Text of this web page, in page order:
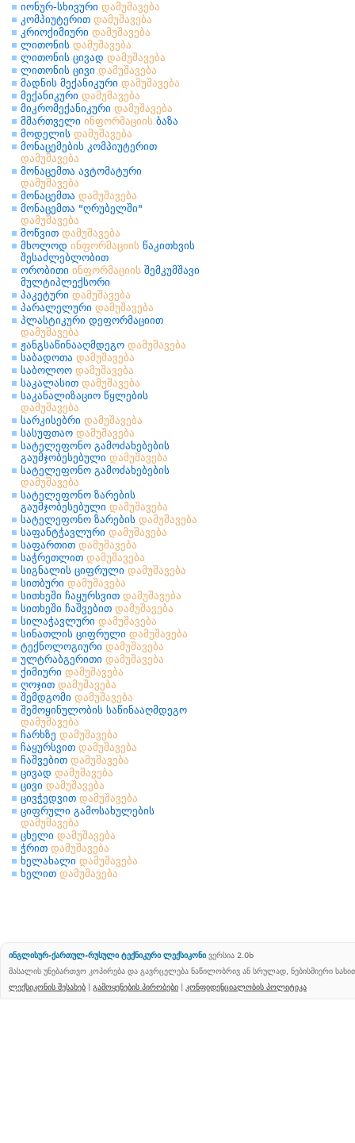
იონურ-სხივური დამუშავება
კომპიუტერით დამუშავება
კრიოქიმიური დამუშავება
ლითონის დამუშავება
ლითონის ცივად დამუშავება
ლითონის ცივი დამუშავება
მადნის მექანიკური დამუშავება
მექანიკური დამუშავება
მიკრომექანიკური დამუშავება
მმართველი ინფორმაციის ბაზა
მოდელის დამუშავება
მონაცემების კომპიუტერით
დამუშავება
მონაცემთა ავტომატური
დამუშავება
მონაცემთა დამუშავება
მონაცემთა "ღრუბელში"
დამუშავება
მოწვით დამუშავება
მხოლოდ ინფორმაციის წაკითხვის
შესაძლებლობით
ორობითი ინფორმაციის შემკუმშავი
მულტიპლექსორი
პაკეტური დამუშავება
პარალელური დამუშავება
პლასტიკური დეფორმაციით
დამუშავება
ჟანგსაწინააღმდეგო დამუშავება
საბადოთა დამუშავება
საბოლოო დამუშავება
საკალასით დამუშავება
საკანალიზაციო წყლების
დამუშავება
სარკისებრი დამუშავება
სასუფთაო დამუშავება
სატელეფონო გამოძახებების
გაუმჯობესებული დამუშავება
სატელეფონო გამოძახებების
დამუშავება
სატელეფონო ზარების
გაუმჯობესებული დამუშავება
სატელეფონო ზარების დამუშავება
საფანტჭავლური დამუშავება
საფართით დამუშავება
საჭრეთლით დამუშავება
სიგნალის ციფრული დამუშავება
სითბური დამუშავება
სითხეში ჩაყურსვით დამუშავება
სითხეში ჩაშვებით დამუშავება
სილაჭავლური დამუშავება
სინათლის ციფრული დამუშავება
ტექნოლოგიური დამუშავება
ულტრაბგერითი დამუშავება
ქიმიური დამუშავება
ღოჯით დამუშავება
შემდგომი დამუშავება
შემოყინულობის საწინააღმდეგო
დამუშავება
ჩარხზე დამუშავება
ჩაყურსვით დამუშავება
ჩაშვებით დამუშავება
ცივად დამუშავება
ცივი დამუშავება
ცივჭედვით დამუშავება
ციფრული გამოსახულების
დამუშავება
ცხელი დამუშავება
ჭრით დამუშავება
ხელახალი დამუშავება
ხელით დამუშავება
ინგლისურ-ქართულ-რუსული ტექნიკური ლექსიკონი ვერსია 2.0b
მასალის უნებართვო კოპირება და გავრცელება ნაწილობრივ ან სრულად, ნებისმიერი
ლექსიკონის შესახებ | გამოყენების პირობები | კონფიდენციალობის პოლიტიკა